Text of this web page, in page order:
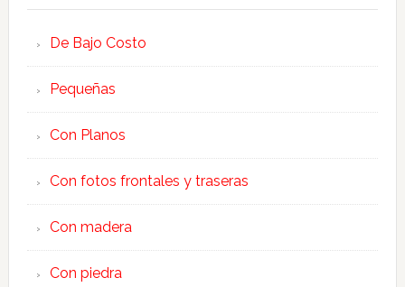
De Bajo Costo
Pequeñas
Con Planos
Con fotos frontales y traseras
Con madera
Con piedra